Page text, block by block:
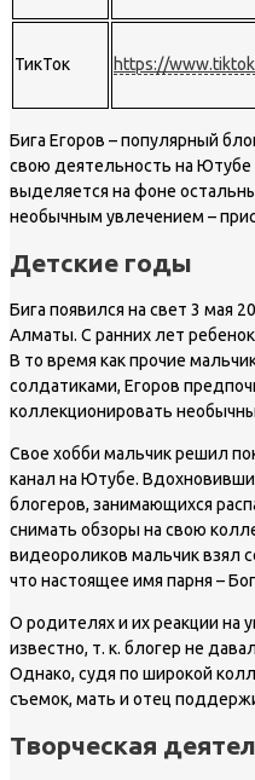
ТикТок https://
Бига Егоров – популярный
свою деятельность на Ютубе
выделяется на фоне
необычным увлечением –
Детские годы
Бига появился на свет 3 мая
Алматы. С ранних лет
В то время как прочие
солдатиками, Егоров
коллекционировать
Свое хобби мальчик решил
канал на Ютубе.
блогеров, занимающихся
снимать обзоры на свою
видеороликов мальчик взял
что настоящее имя парня –
О родителях и их реакции на
известно, т. к. блогер не
Однако, судя по широкой
съемок, мать и отец
Творческая